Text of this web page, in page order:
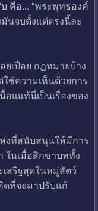
คือ... "พระพุทธองค์
นจบตั้งแต่ตรงนี้ละ
ยเปื่อย กฏหมายบ้าง
ช้ความเห็นด้วยการ
อแแท้นี่เป็นเรื่องของ
งที่สนับสนุนให้มีการ
นเมื่อสิกขาบททั้ง
สริฐสุดในหมู่สัตว์
ดที่จะมาปรับแก้